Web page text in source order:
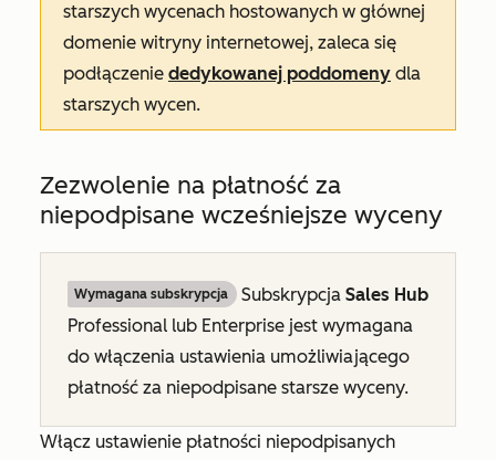
starszych wycenach hostowanych w głównej
domenie witryny internetowej, zaleca się
podłączenie dedykowanej poddomeny dla
starszych wycen.
Zezwolenie na płatność za
niepodpisane wcześniejsze wyceny
Wymagana subskrypcja Subskrypcja Sales Hub
Professional lub Enterprise jest wymagana
do włączenia ustawienia umożliwiającego
płatność za niepodpisane starsze wyceny.
Włącz ustawienie płatności niepodpisanych